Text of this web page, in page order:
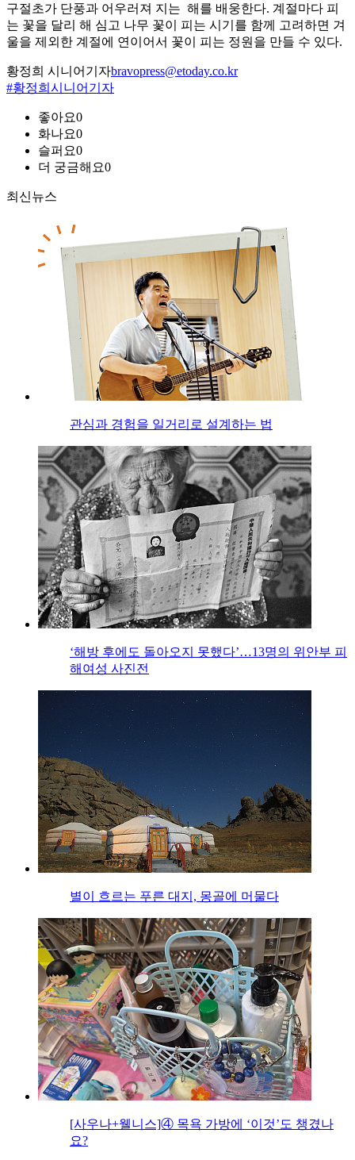
구절초가 단풍과 어우러져 지는 해를 배웅한다. 계절마다 피
는 꽃을 달리 해 심고 나무 꽃이 피는 시기를 함께 고려하면 겨
울을 제외한 계절에 연이어서 꽃이 피는 정원을 만들 수 있다.
황정희 시니어기자bravopress@etoday.co.kr
#황정희시니어기자
좋아요0
화나요0
슬퍼요0
더 궁금해요0
최신뉴스
관심과 경험을 일거리로 설계하는 법
‘해방 후에도 돌아오지 못했다’…13명의 위안부 피
해여성 사진전
별이 흐르는 푸른 대지, 몽골에 머물다
[사우나+웰니스]④ 목욕 가방에 ‘이것’도 챙겼나
요?